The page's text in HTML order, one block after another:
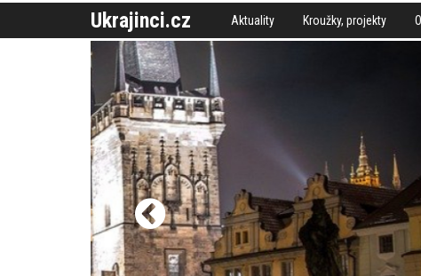
Ukrajinci.cz Aktuality Kroužky, projekty